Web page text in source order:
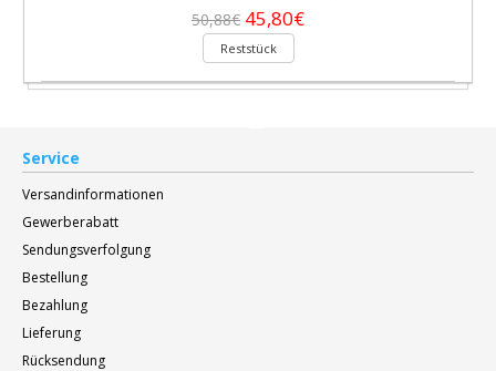
50,88€ 45,80€
Reststück
Service
Versandinformationen
Gewerberabatt
Sendungsverfolgung
Bestellung
Bezahlung
Lieferung
Rücksendung